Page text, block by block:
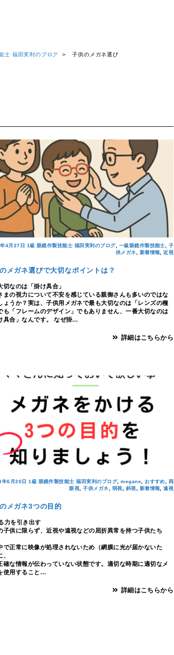
士 福田実利のブログ > 子供のメガネ選び
4月27日 1級 眼鏡作製技能士 福田実利のブログ, 一級眼鏡作製技能士
子
供メガネ
新着情報 ,近視
メガネ選びで大切なポイントは？
切なのは「掛け具合」
まの視力について不安を感じている親御さんも多いのではな
ょうか？実は、子供用メガネで最も大切なのは「レンズの種
も「フレームのデザイン」でもありません、一番大切なのは
具合」なんです。 なぜ掛…
詳細はこちらから
年6月20日 1級 眼鏡作製技能士 福田実利のブログ,megane おすすめ
両
眼視
,子供メガネ 弱視 斜視 新着情報 ,遠視
メガネ3つの目的
力を引き出す
子供に限らず、近視や遠視などの屈折異常を持つ子供たち
で正常に映像が処理されないため（網膜に光が届かないた
確な情報が伝わっていない状態です。適切な時期に適切なメ
使用すること…
詳細はこちらから